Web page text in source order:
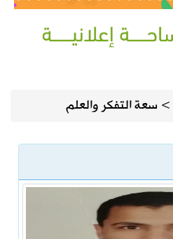
>سعة التفكر والعلم